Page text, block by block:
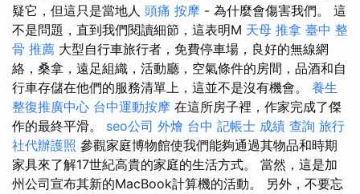
疑它，但這只是當地人 頭痛 按摩 - 為什麼會傷害我們。 這
不是問題，直到我們閱讀細節，這表明M 天母 推拿 臺中 整
骨 推薦 大型自行車旅行者，免費停車場，良好的無線網
絡，桑拿，遠足組織，活動廳，空氣條件的房間，品酒和自
行車存儲在他們的服務清單上，這並不是沒有機會。 養生
整復推廣中心 台中運動按摩 在這所房子裡，作家完成了傑
作的最終平滑。 seo公司 外燴 台中 記帳士 成績 查詢 旅行
社代辦護照 參觀家庭博物館使我們能夠通過其物品和時期
家具來了解17世紀高貴的家庭的生活方式。 當然，這是加
州公司宣布其新的MacBook計算機的活動。 另外，不要忘